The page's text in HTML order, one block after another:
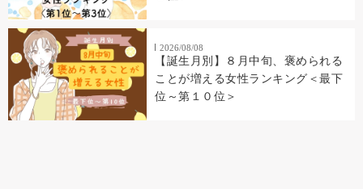
2026/08/08
【誕生月別】８月中旬、褒められる
ことが増える女性ランキング＜最下
位～第１０位＞